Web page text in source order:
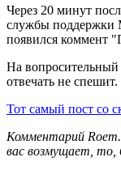
Через 20 минут
службы поддержки
появился коммент
На вопросительный
отвечать не спешит.
Тот самый пост со
Комментарий
вас возмущает, то,